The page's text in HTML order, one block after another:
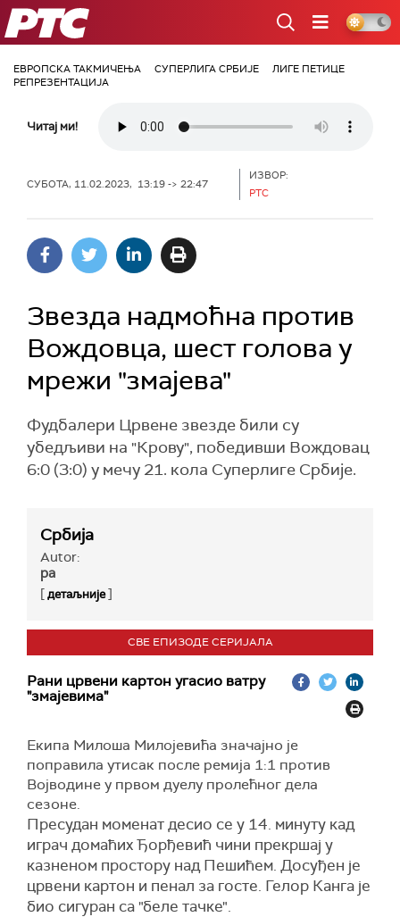
РТС
ЕВРОПСКА ТАКМИЧЕЊА СУПЕРЛИГА СРБИЈЕ
ЛИГЕ ПЕТИЦЕ
РЕПРЕЗЕНТАЦИЈА
Читај ми!
СУБОТА, 11.02.2023, 13:19 -> 22:47
ИЗВОР:
РТС
Звезда надмоћна против
Вождовца, шест голова у
мрежи "змајева"
Фудбалери Црвене звезде били су
убедљиви на "Крову", победивши Вождовац
6:0 (3:0) у мечу 21. кола Суперлиге Србије.
Србија
Autor:
ра
[детаљније]
СВЕ ЕПИЗОДЕ СЕРИЈАЛА
Рани црвени картон угасио ватру
"змајевима"
Екипа Милоша Милојевића значајно је
поправила утисак после ремија 1:1 против
Војводине у првом дуелу пролећног дела
сезоне.
Пресудан моменат десио се у 14. минуту кад
играч домаћих Ђорђевић чини прекршај у
казненом простору над Пешићем. Досуђен је
црвени картон и пенал за госте. Гелор Канга је
био сигуран са "беле тачке".